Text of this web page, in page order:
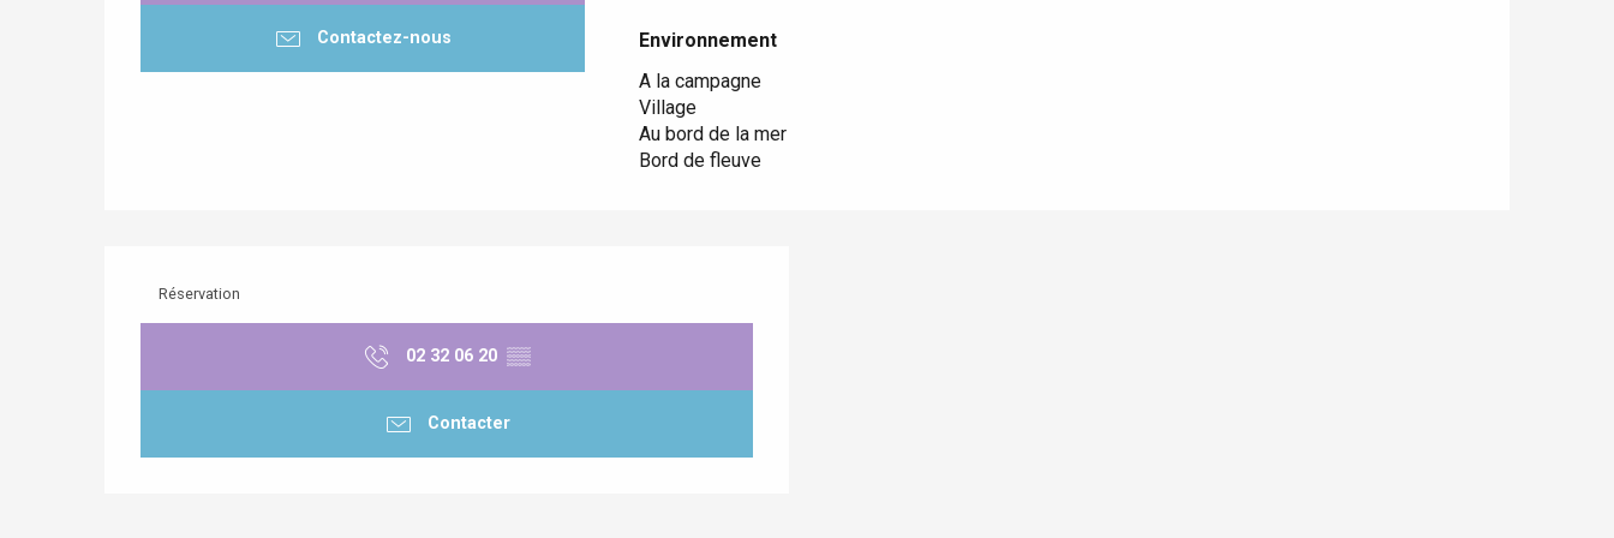
Contactez-nous Environnement
Environnement
A la campagne
Village
Au bord de la mer
Bord de fleuve
Réservation
02 32 06 20 ▒▒
Contacter